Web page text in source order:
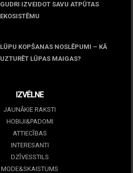
GUDRI IZVEIDOT SAVU ATPŪTAS
EKOSISTĒMU
LŪPU KOPŠANAS NOSLĒPUMI – KĀ
UZTURĒT LŪPAS MAIGAS?
IZVĒLNE
JAUNĀKIE RAKSTI
HOBIJI&PADOMI
ATTIECĪBAS
INTERESANTI
DZĪVESSTILS
MODE&SKAISTUMS